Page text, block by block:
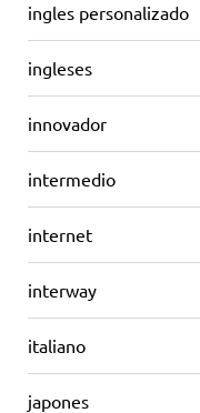
ingles personalizado
ingleses
innovador
intermedio
internet
interway
italiano
japones